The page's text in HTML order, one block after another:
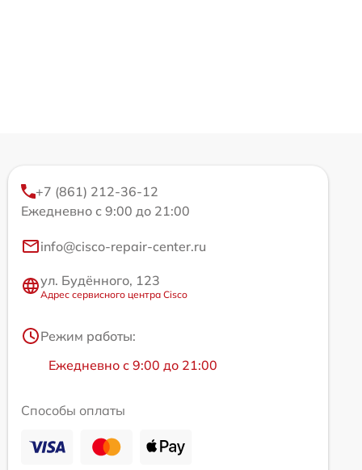
+7 (861) 212-36-12
Ежедневно с 9:00 до 21:00
info@cisco-repair-center.ru
ул. Будённого, 123
Адрес сервисного центра Cisco
Режим работы:
Ежедневно с 9:00 до 21:00
Способы оплаты